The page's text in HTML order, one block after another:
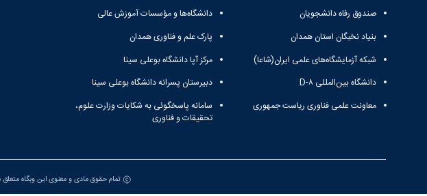
صندوق رفاه دانشجویان
بنیاد نخبگان استان همدان
شبکه آزمایشگاه‌های علمی ایران(شاعا)
دانشگاه بین‌المللی D-۸
معاونت علمی فناوری ریاست جمهوری
دانشگاه‌ها و مؤسسات آموزش عالی
پارک علم و فناوری همدان
مرکز آپا دانشگاه بوعلی سینا
دبیرستان پسرانه دانشگاه بوعلی سینا
سامانه پاسخگوئی به شکایات وزارت علوم،
تحقیقات و فناوری
تمام حقوق مادی و معنوی این وبگاه